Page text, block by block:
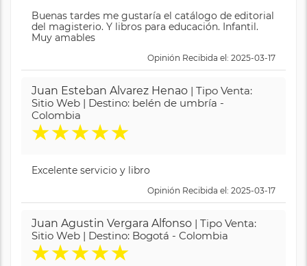
Buenas tardes me gustaría el catálogo de editorial
del magisterio. Y libros para educación. Infantil.
Muy amables
Opinión Recibida el: 2025-03-17
Juan Esteban Alvarez Henao | Tipo Venta:
Sitio Web | Destino: belén de umbría -
Colombia
★★★★★
Excelente servicio y libro
Opinión Recibida el: 2025-03-17
Juan Agustin Vergara Alfonso | Tipo Venta:
Sitio Web | Destino: Bogotá - Colombia
★★★★★